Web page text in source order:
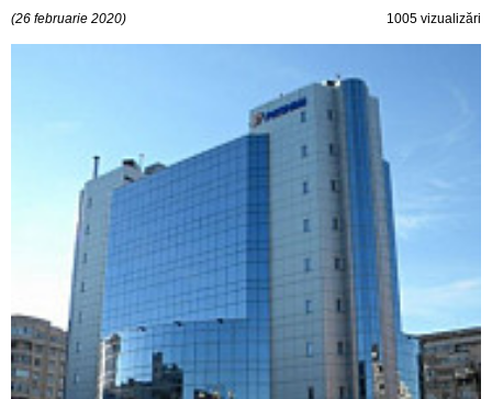
(26 februarie 2020) 1005 vizualizări